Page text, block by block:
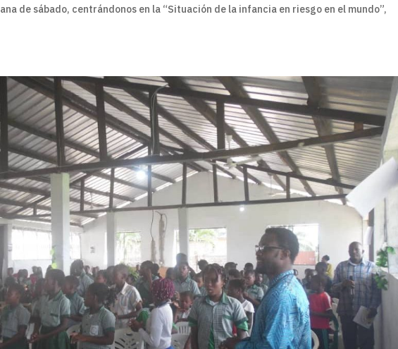
de sábado, centrándonos en la “Situación de la infancia en riesgo en el mundo”,